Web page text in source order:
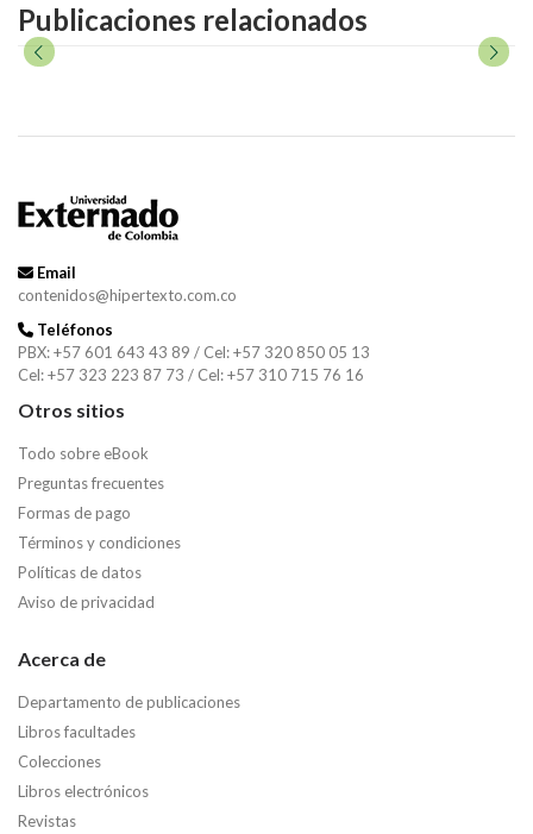
Publicaciones relacionados
Email
contenidos@hipertexto.com.co
Teléfonos
PBX: +57 601 643 43 89 / Cel: +57 320 850 05 13
Cel: +57 323 223 87 73 / Cel: +57 310 715 76 16
Otros sitios
Todo sobre eBook
Preguntas frecuentes
Formas de pago
Términos y condiciones
Políticas de datos
Aviso de privacidad
Acerca de
Departamento de publicaciones
Libros facultades
Colecciones
Libros electrónicos
Revistas